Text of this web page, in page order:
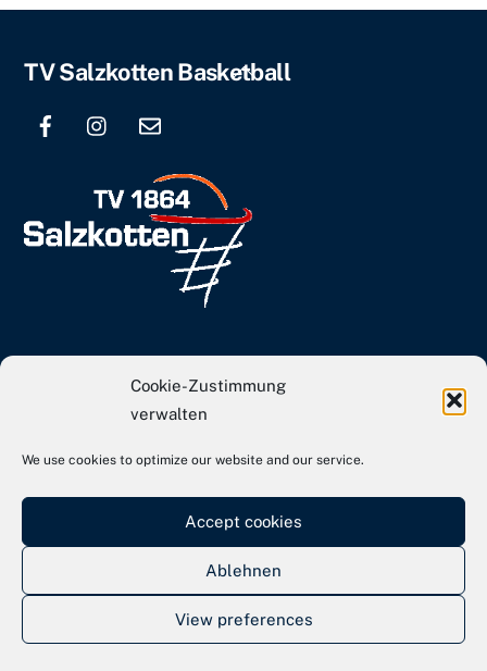
Cookie-Zustimmung
verwalten
We use cookies to optimize our website and our service.
Accept cookies
Ablehnen
View preferences
Back
TV Salzkotten Basketball
info[at]tvs-basketball.de
Webseite TVS Gesamtverein
Kontakt